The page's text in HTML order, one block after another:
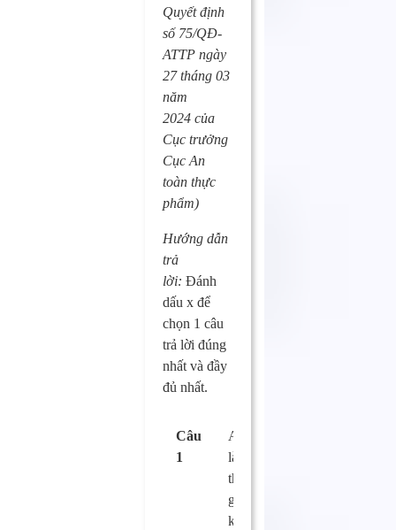
Quyết định
số 75/QĐ-
ATTP ngày
27 tháng 03
năm
2024 của
Cục trưởng
Cục An
toàn thực
phẩm)
Hướng dẫn
trả
lời:Đánh
dấu x để
chọn 1 câu
trả lời đúng
nhất và đầy
đủ nhất.
Câu
1
An toàn thực phẩm
là việc bảo đảm để
thực phẩm không
gây hại đến sức
khỏe, tính mạng